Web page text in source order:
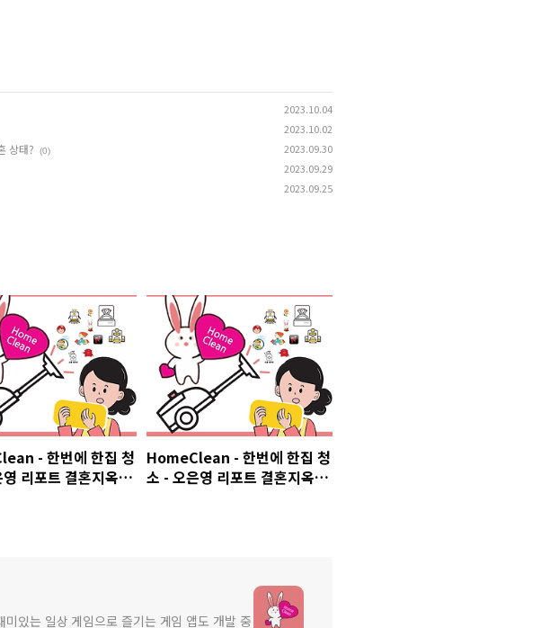
2023.10.04
2023.10.02
상태? (0) 2023.09.30
2023.09.29
2023.09.25
- 한번에 한집 청
리포트 결혼지옥 -
HomeClean - 한번에 한집 청
소 - 오은영 리포트 결혼지옥 -
있는 일상 게임으로 즐기는 게임 앱도 개발 중